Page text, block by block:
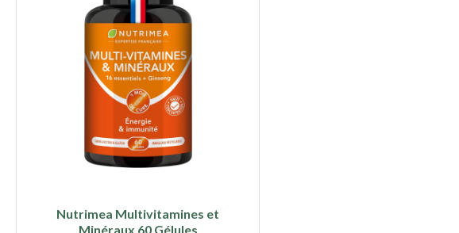
Nutrimea Multivitamines et
Minéraux 60 Gélules